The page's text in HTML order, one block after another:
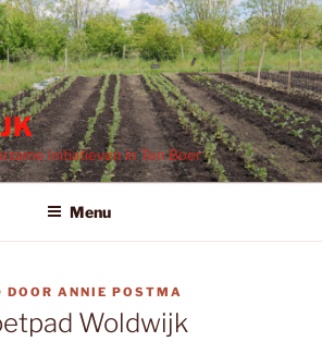
initiatieven in Ten Boer
Menu
DOOR ANNIE POSTMA
Woldwijk